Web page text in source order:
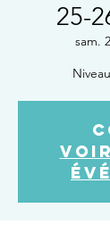
25-
sam.